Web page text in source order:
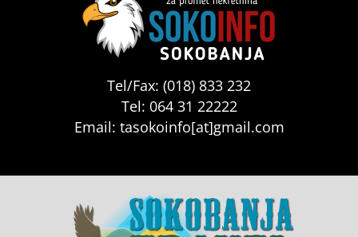
Tel/Fax: (018) 833 232
Tel: 064 31 22222
Email: tasokoinfo[at]gmail.com